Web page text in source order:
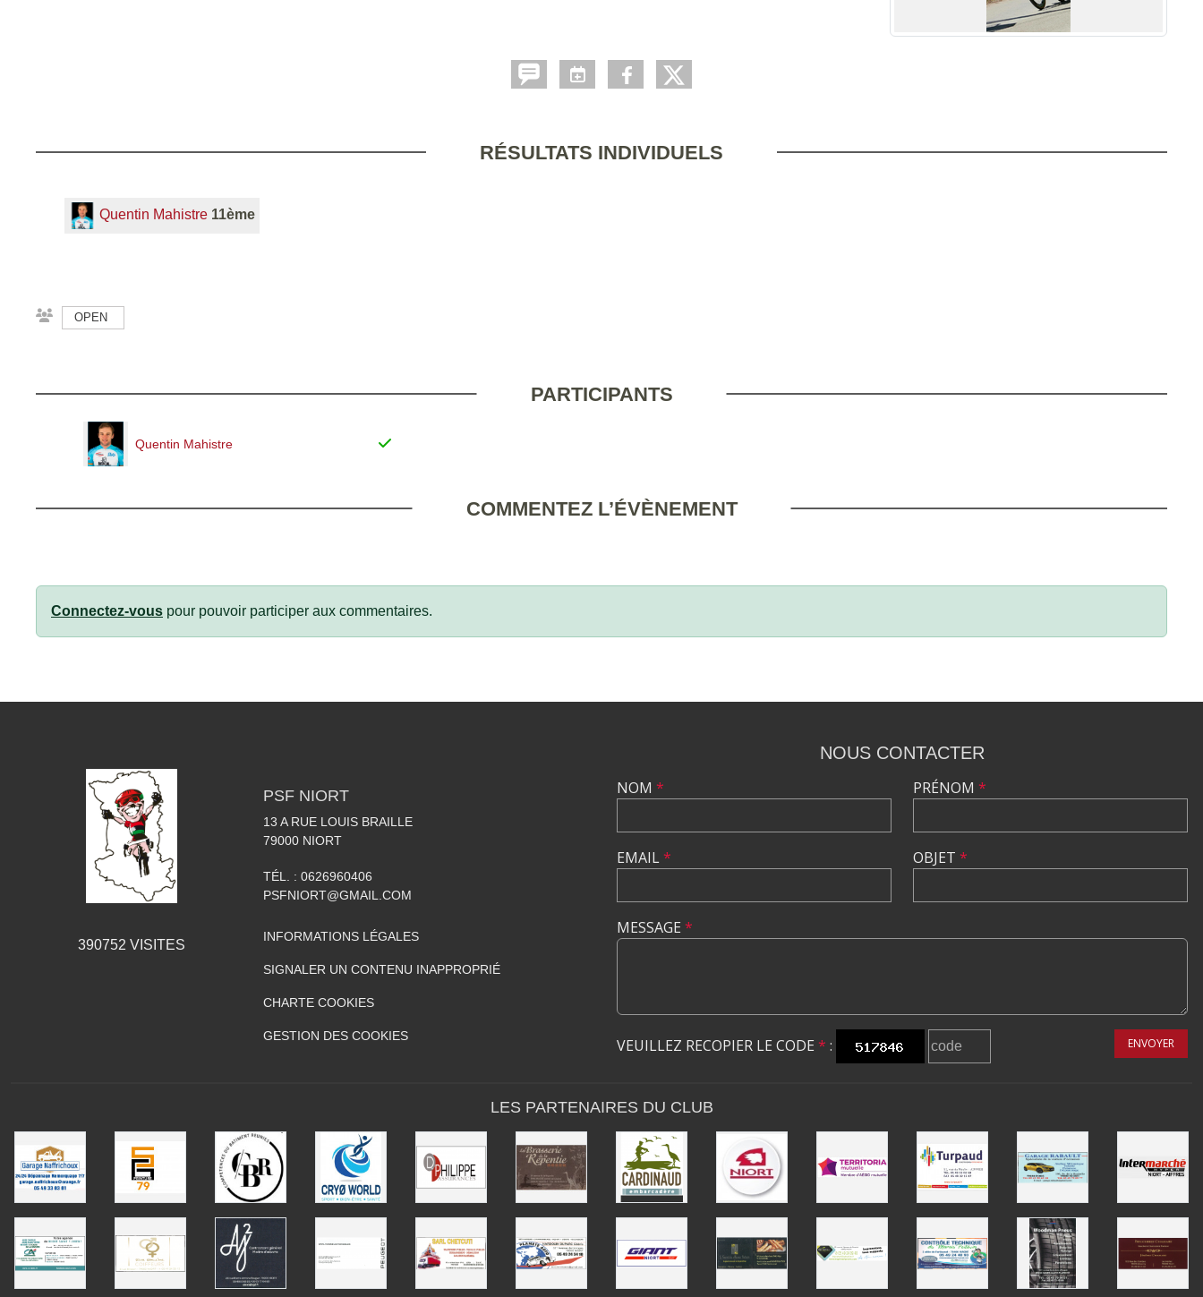
RÉSULTATS INDIVIDUELS
Quentin Mahistre 11ème
OPEN
PARTICIPANTS
Quentin Mahistre
COMMENTEZ L’ÉVÈNEMENT
Connectez-vous pour pouvoir participer aux commentaires.
390752 VISITES
PSF NIORT
13 A RUE LOUIS BRAILLE
79000 NIORT
TÉL. : 0626960406
PSFNIORT@GMAIL.COM
INFORMATIONS LÉGALES
SIGNALER UN CONTENU INAPPROPRIÉ
CHARTE COOKIES
GESTION DES COOKIES
NOUS CONTACTER
NOM *
EMAIL*
PRÉNOM *
OBJET *
MESSAGE *
VEUILLEZ RECOPIER LE CODE * : ENVOYER
LES PARTENAIRES DU CLUB